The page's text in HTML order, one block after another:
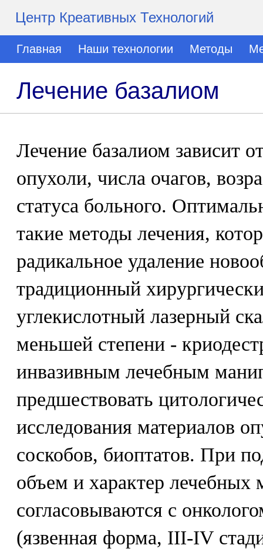
Центр Креативных Технологий
Главная Наши технологии Методы
Лечение базалиом
Лечение базалиом зависит
опухоли, числа очагов,
статуса больного.
такие методы лечения,
радикальное удаление
традиционный
углекислотный лазерный
меньшей степени -
инвазивным лечебным
предшествовать
исследования материалов
соскобов, биоптатов. При
объем и характер лечебных
согласовываются с
(язвенная форма, III-IV